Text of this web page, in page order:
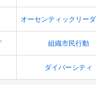
組織市民行動
ダイバーシティ